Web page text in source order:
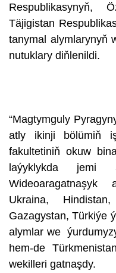
Respublikasynyň,
Täjigistan
tanymal alymlarynyň
nutuklary diňlenildi.
“Magtymguly
atly ikinji bölümiň
fakultetiniň okuw
laýyklykda jemi
Wideoaragatnaşyk
Ukraina,
Gazagystan, Türkiýe
alymlar we
hem-de
wekilleri gatnaşdy.